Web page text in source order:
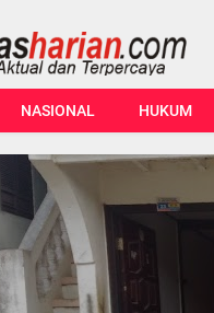
NASIONAL HUKUM